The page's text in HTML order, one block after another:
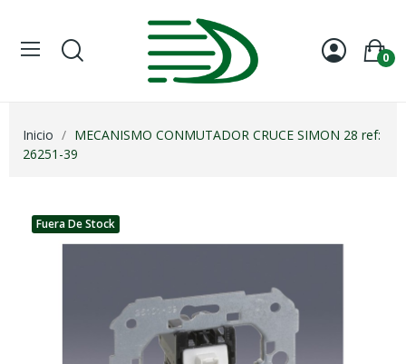
0
Inicio
MECANISMO CONMUTADOR CRUCE SIMON 28 ref:
26251-39
Fuera De Stock